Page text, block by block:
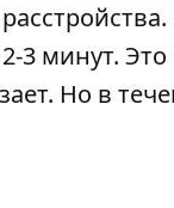
3 минут. Это
Но в